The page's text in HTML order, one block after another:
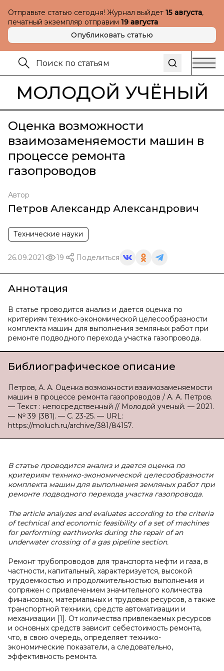
Отправьте статью сегодня! Журнал выйдет 15 августа,
печатный экземпляр отправим 19 августа
Опубликовать статью
МОЛОДОЙ УЧЁНЫЙ
Оценка возможности
взаимозаменяемости машин в
процессе ремонта
газопроводов
Автор
Петров Александр Александрович
Технические науки
26.09.2021 19 Поделиться
Аннотация
В статье проводится анализ и дается оценка по
критериям технико-экономической целесообразности
комплекта машин для выполнения земляных работ при
ремонте подводного перехода участка газопровода.
Библиографическое описание
Петров, А. А. Оценка возможности взаимозаменяемости
машин в процессе ремонта газопроводов / А. А. Петров.
— Текст : непосредственный // Молодой ученый. — 2021.
— № 39 (381). — С. 23-25. — URL:
https://moluch.ru/archive/381/84157.
В статье проводится анализ и дается оценка по
критериям технико-экономической целесообразности
комплекта машин для выполнения земляных работ при
ремонте подводного перехода участка газопровода.
The article analyzes and evaluates according to the criteria
of technical and economic feasibility of a set of machines
for performing earthworks during the repair of an
underwater crossing of a gas pipeline section.
Ремонт трубопроводов для транспорта нефти и газа, в
частности, капитальный, характеризуется, высокой
трудоемкостью и продолжительностью выполнения и
сопряжен с привлечением значительного количества
финансовых, материальных и трудовых ресурсов, а также
транспортной техники, средств автоматизации и
механизации [1]. От количества привлекаемых ресурсов
и основных средств зависит себестоимость ремонта,
что, в свою очередь, определяет технико-
экономические показатели, а следовательно,
эффективность ремонта.